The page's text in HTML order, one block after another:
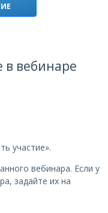
в вебинаре
участие».
вебинара. Если у
задайте их на